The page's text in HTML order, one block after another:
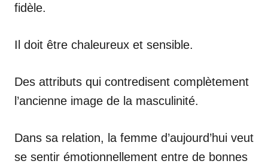
fidèle.
Il doit être chaleureux et sensible.
Des attributs qui contredisent complètement
l’ancienne image de la masculinité.
Dans sa relation, la femme d’aujourd’hui veut
se sentir émotionnellement entre de bonnes